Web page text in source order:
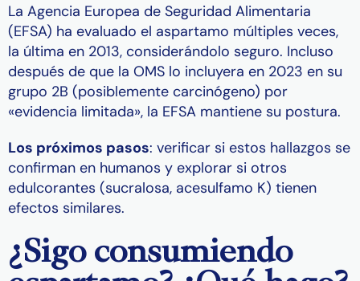
La Agencia Europea de Seguridad Alimentaria
(EFSA) ha evaluado el aspartamo múltiples veces,
la última en 2013, considerándolo seguro. Incluso
después de que la OMS lo incluyera en 2023 en su
grupo 2B (posiblemente carcinógeno) por
«evidencia limitada», la EFSA mantiene su postura.
Los próximos pasos: verificar si estos hallazgos se
confirman en humanos y explorar si otros
edulcorantes (sucralosa, acesulfamo K) tienen
efectos similares.
¿Sigo consumiendo